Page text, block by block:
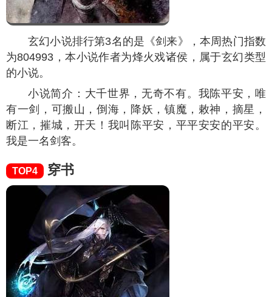
玄幻小说排行第3名的是《剑来》，本周热门指数
为804993 ，本小说作者为烽火戏诸侯，属于玄幻类型
的小说。
小说简介：大千世界，无奇不有。我陈平安，唯
有一剑，可搬山，倒海，降妖，镇魔，敕神，摘星，
断江，摧城，开天！我叫陈平安，平平安安的平安。
我是一名剑客。
TOP4 穿书